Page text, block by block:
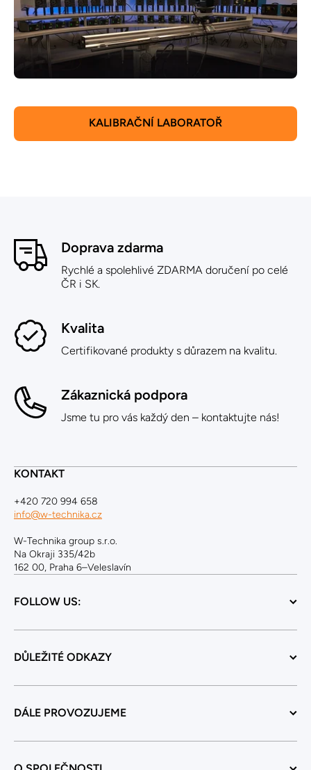
KALIBRAČNÍ LABORATOŘ
Doprava zdarma
Rychlé a spolehlivé ZDARMA doručení po celé
ČR i SK.
Kvalita
Certifikované produkty s důrazem na kvalitu.
Zákaznická podpora
Jsme tu pro vás každý den – kontaktujte nás!
KONTAKT
+420 720 994 658
info@w-technika.cz
W-Technika group s.r.o.
Na Okraji 335/42b
162 00, Praha 6–Veleslavín
FOLLOW US:
DŮLEŽITÉ ODKAZY
DÁLE PROVOZUJEME